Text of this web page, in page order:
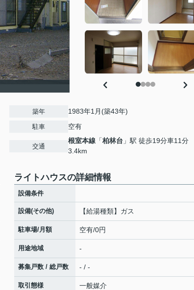
築年 1983年1月(築43年)
駐車 空有
交通
根室本線 「柏林台 」駅 徒歩19分車11分
3.4km
ライトハウスの詳細情報
設備条件
設備(その他) 【給湯種類】ガス
駐車場/月額 空有/0円
用途地域 -
募集戸数 / 総戸数 - / -
取引態様 一般媒介